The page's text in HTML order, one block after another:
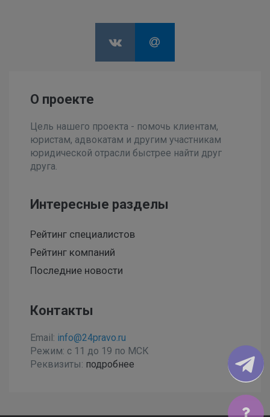
О проекте
Цель нашего проекта - помочь клиентам,
юристам, адвокатам и другим участникам
юридической отрасли быстрее найти друг
друга.
Интересные разделы
Рейтинг специалистов
Рейтинг компаний
Последние новости
Контакты
Email: info@24pravo.ru
Режим: с 11 до 19 по МСК
Реквизиты: подробнее